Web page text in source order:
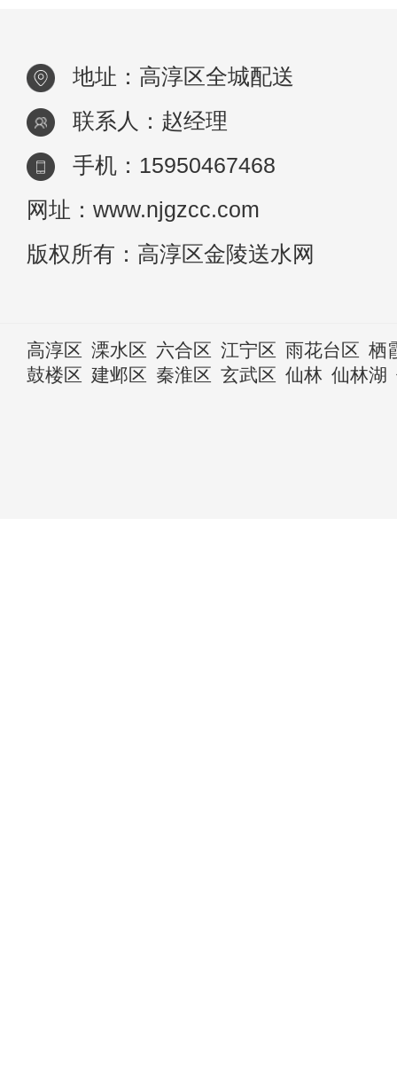
地址：高淳区全城配送
联系人：赵经理
手机：15950467468
网址：www.njgzcc.com
版权所有：高淳区金陵送水网
高淳区 溧水区 六合区 江宁区 雨花台区 栖
鼓楼区 建邺区 秦淮区 玄武区 仙林 仙林湖